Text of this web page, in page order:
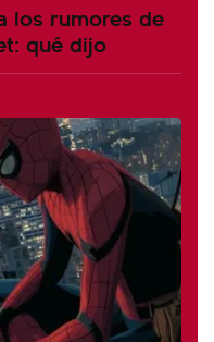
los rumores de
qué dijo